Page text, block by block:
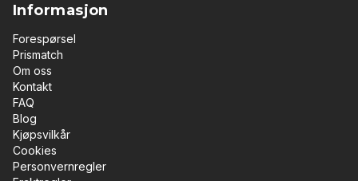
Informasjon
Forespørsel
Prismatch
Om oss
Kontakt
FAQ
Blog
Kjøpsvilkår
Cookies
Personvernregler